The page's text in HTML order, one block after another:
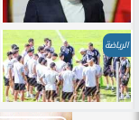
الرياضة